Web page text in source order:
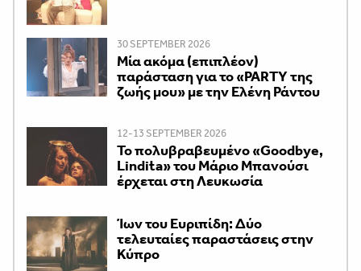
30 SEPTEMBER 2026
Μία ακόμα (επιπλέον)
παράσταση για το «PARTY της
ζωής μου» με την Ελένη Ράντου
12-13 SEPTEMBER 2026
Το πολυβραβευμένο «Goodbye,
Lindita» του Μάριο Μπανούσι
έρχεται στη Λευκωσία
Ίων του Ευριπίδη: Δύο
τελευταίες παραστάσεις στην
Κύπρο